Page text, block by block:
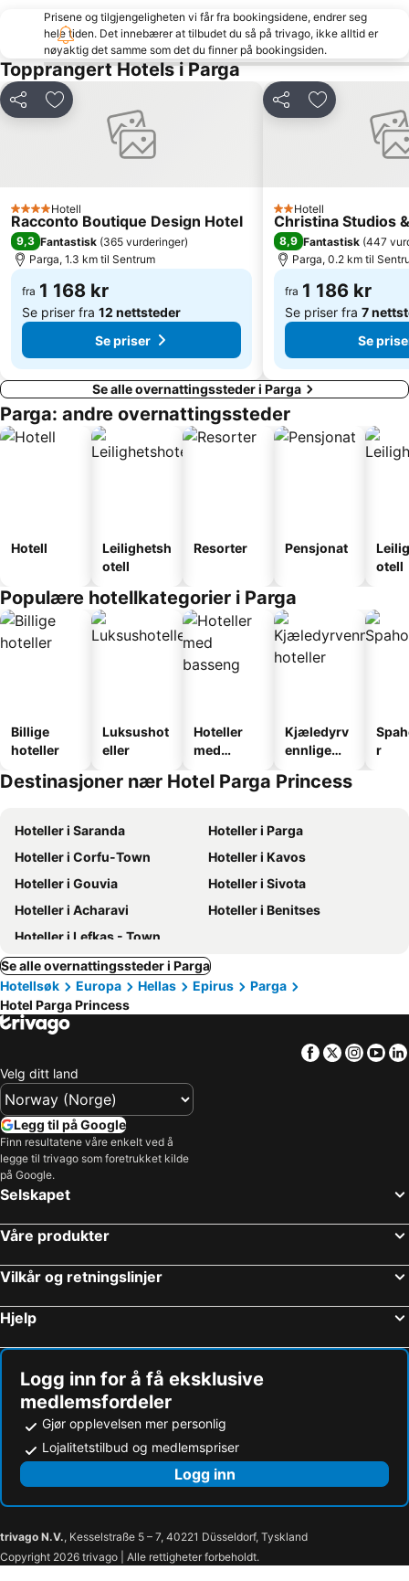
Prisene og tilgjengeligheten vi får fra bookingsidene, endrer seg
hele tiden. Det innebærer at tilbudet du så på trivago, ikke alltid er
nøyaktig det samme som det du finner på bookingsiden.
Topprangert Hotels i Parga
Del Legg til i favoritter
4 Stjerner
Hotell
Racconto Boutique Design Hotel
9,3 Fantastisk (365 vurderinger)
Parga, 1.3 km til Sentrum
fra 1 168 kr
Se priser fra 12 nettsteder
Se priser
Del Legg til i
2 Stjerner
Hotell
Christina Studios
8,9 Fantastisk (447
Parga, 0.2 km til
fra 1 186 kr
Se priser fra 7
Se
Se alle overnattingssteder i Parga
Parga: andre overnattingssteder
Hotell
Leilighetsh
otell
Resorter Pensjonat
otell
Populære hotellkategorier i Parga
Billige
hoteller
Luksushot
eller
Hoteller
med
Kjæledyrv
ennlige
r
Destinasjoner nær Hotel Parga Princess
Hoteller i Saranda
Hoteller i Parga
Hoteller i Corfu-Town
Hoteller i Kavos
Hoteller i Gouvia
Hoteller i Sivota
Hoteller i Acharavi
Hoteller i Benitses
Hoteller i Lefkas - Town
Se alle overnattingssteder i Parga
Hotellsøk
Europa Hellas Epirus
Parga
Hotel Parga Princess
Facebook
Twitter
Velg ditt land
Legg til på Google
Finn resultatene våre enkelt ved å
legge til trivago som foretrukket kilde
på Google.
Selskapet
Våre produkter
Vilkår og retningslinjer
Hjelp
Logg inn for å få eksklusive
medlemsfordeler
Gjør opplevelsen mer personlig
Lojalitetstilbud og medlemspriser
Logg inn
trivago N.V., Kesselstraße 5 – 7, 40221 Düsseldorf, Tyskland
Copyright 2026 trivago | Alle rettigheter forbeholdt.